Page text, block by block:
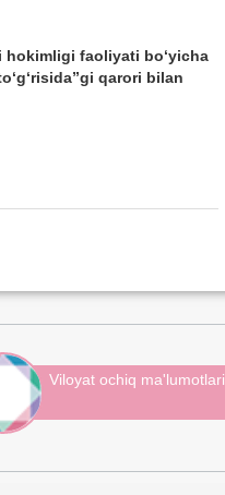
hokimligi faoliyati bо‘yicha
qarori bilan
Viloyat ochiq ma'lumotlari